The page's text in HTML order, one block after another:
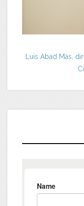
Luis Abad Más,